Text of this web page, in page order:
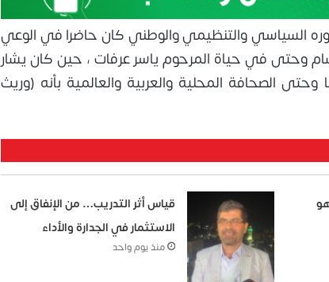
السياسي والتنظيمي والوطني كان حاضرا في الوعي
وحتى في حياة المرحوم ياسر عرفات ، حين كان يشار
وحتى الصحافة المحلية والعربية والعالمية بأنه (وريث
قياس أثر التدريب… من الإنفاق إلى
الاستثمار في الجدارة والأداء
منذ يوم واحد